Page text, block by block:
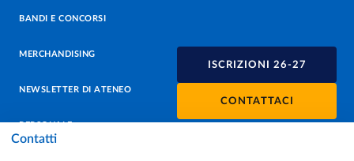
ISCRIZIONI 26-27
CONTATTACI
Contatti
BANDI E CONCORSI
MERCHANDISING
NEWSLETTER DI ATENEO
PERSONALE